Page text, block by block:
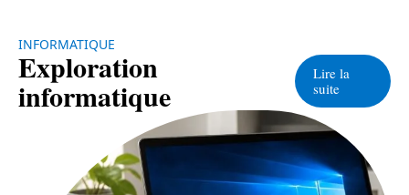
INFORMATIQUE
Exploration
informatique
Lire la
suite